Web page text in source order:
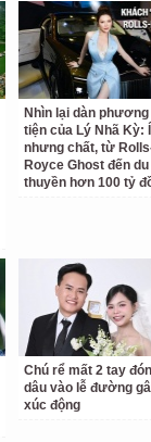
Nhìn lại dàn phương
tiện của Lý Nhã Kỳ:
nhưng chất, từ
Royce Ghost đến du
thuyền hơn 100 tỷ
Chú rể mất 2 tay
dâu vào lễ đường
xúc động